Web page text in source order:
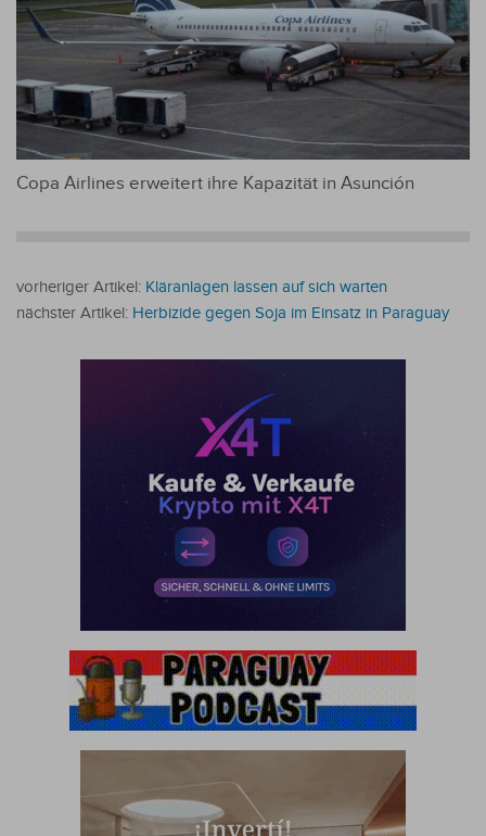
Copa Airlines erweitert ihre Kapazität in Asunción
vorheriger Artikel: Kläranlagen lassen auf sich warten
nächster Artikel: Herbizide gegen Soja im Einsatz in Paraguay